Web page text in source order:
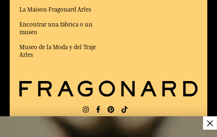
La Maison Fragonard Arles
Encontrar una fábrica o un
museo
Museo de la Moda y del Traje
Arles
×